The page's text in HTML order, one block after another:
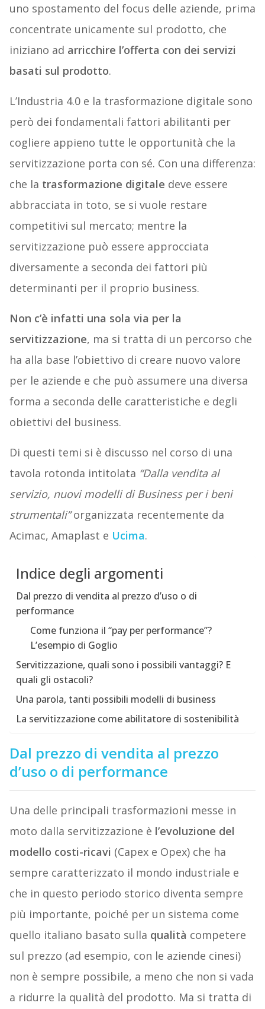
uno spostamento del focus delle aziende, prima
concentrate unicamente sul prodotto, che
iniziano ad arricchire l’offerta con dei servizi
basati sul prodotto.
L’Industria 4.0 e la trasformazione digitale sono
però dei fondamentali fattori abilitanti per
cogliere appieno tutte le opportunità che la
servitizzazione porta con sé. Con una differenza:
che la trasformazione digitale deve essere
abbracciata in toto, se si vuole restare
competitivi sul mercato; mentre la
servitizzazione può essere approcciata
diversamente a seconda dei fattori più
determinanti per il proprio business.
Non c’è infatti una sola via per la
servitizzazione, ma si tratta di un percorso che
ha alla base l’obiettivo di creare nuovo valore
per le aziende e che può assumere una diversa
forma a seconda delle caratteristiche e degli
obiettivi del business.
Di questi temi si è discusso nel corso di una
tavola rotonda intitolata “Dalla vendita al
servizio, nuovi modelli di Business per i beni
strumentali”organizzata recentemente da
Acimac, Amaplast e Ucima.
Indice degli argomenti
Dal prezzo di vendita al prezzo d’uso o di
performance
Come funziona il “pay per performance”?
L’esempio di Goglio
Servitizzazione, quali sono i possibili vantaggi? E
quali gli ostacoli?
Una parola, tanti possibili modelli di business
La servitizzazione come abilitatore di sostenibilità
Dal prezzo di vendita al prezzo
d’uso o di performance
Una delle principali trasformazioni messe in
moto dalla servitizzazione è l’evoluzione del
modello costi-ricavi (Capex e Opex) che ha
sempre caratterizzato il mondo industriale e
che in questo periodo storico diventa sempre
più importante, poiché per un sistema come
quello italiano basato sulla qualità competere
sul prezzo (ad esempio, con le aziende cinesi)
non è sempre possibile, a meno che non si vada
a ridurre la qualità del prodotto. Ma si tratta di